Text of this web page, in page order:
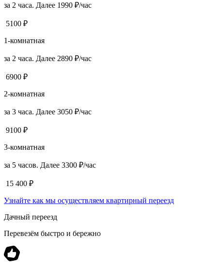
за 2 часа. Далее 1990 ₽/час
5100 ₽
1-комнатная
за 2 часа. Далее 2890 ₽/час
6900 ₽
2-комнатная
за 3 часа. Далее 3050 ₽/час
9100 ₽
3-комнатная
за 5 часов. Далее 3300 ₽/час
15 400 ₽
Узнайте как мы осуществляем квартирный переезд
Дачный переезд
Перевезём быстро и бережно